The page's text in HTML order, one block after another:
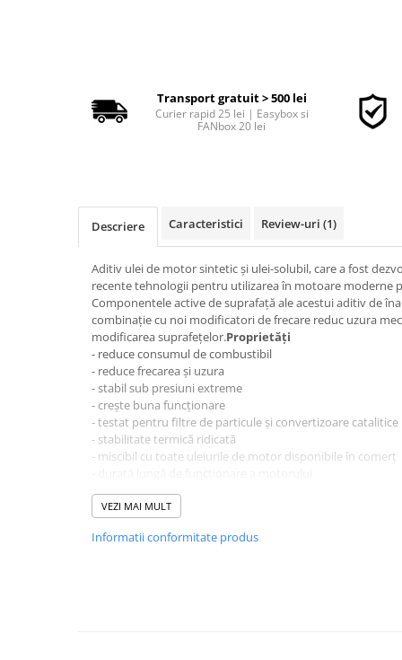
■ Filtre aditivi
■ Filtre epurator
Accesorii filtre
Filtre combustibil
Filtre habitaclu
Filtre hidraulice
Filtre epurator
Placute frana
Transport gratuit > 500 lei
Curier rapid 25 lei | Easybox si
FANbox 20 lei
Descriere Caracteristici Review-uri (1)
Aditiv ulei de motor sintetic și ulei-solubil, care a fost
recente tehnologii pentru utilizarea în motoare moderne
Componentele active de suprafață ale acestui aditiv de
combinație cu noi modificatori de frecare reduc uzura
modificarea suprafețelor.Proprietăţi
- reduce consumul de combustibil
- reduce frecarea și uzura
- stabil sub presiuni extreme
- crește buna funcționare
- testat pentru filtre de particule și convertizoare catalitice
- stabilitate termică ridicată
- miscibil cu toate uleiurile de motor disponibile în comerț
Date tehnice
Baza aditivi sintetici,
Culoare/aspect Verde
Pentru motoare pe benzină și diesel. Nu este adecvat
VEZI MAI MULT
Informatii conformitate produs